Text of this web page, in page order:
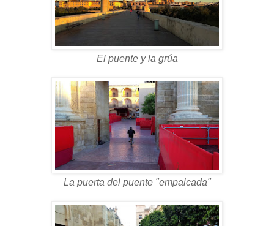
El puente y la grúa
La puerta del puente "empalcada"